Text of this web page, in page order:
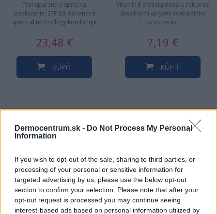
Dermocentrum.sk - Do Not Process My Personal
Information
If you wish to opt-out of the sale, sharing to third parties, or
processing of your personal or sensitive information for
targeted advertising by us, please use the below opt-out
section to confirm your selection. Please note that after your
opt-out request is processed you may continue seeing
interest-based ads based on personal information utilized by
Transparentný sprej na
opaľovanie, SPF 30. Advanced
spectral technology kombinuje
ochranu…
23,48 €
KÚPIŤ
Vitamín E chráni pokožku rúk pred
škodlivými vplyvmi vonkajšieho
prostredia.
7,19 €
KÚPIŤ
NAJNOVŠIE ČLÁNKY V